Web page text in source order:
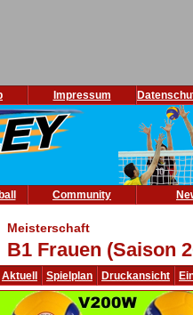
Impressum
Community
Meisterschaft
B1 Frauen (Saison
Aktuell Spielplan Druckansicht